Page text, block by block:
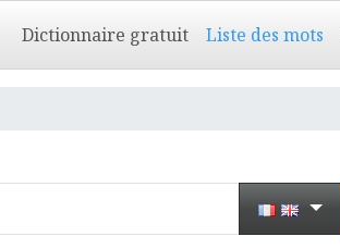
Dictionnaire gratuit Liste des mots